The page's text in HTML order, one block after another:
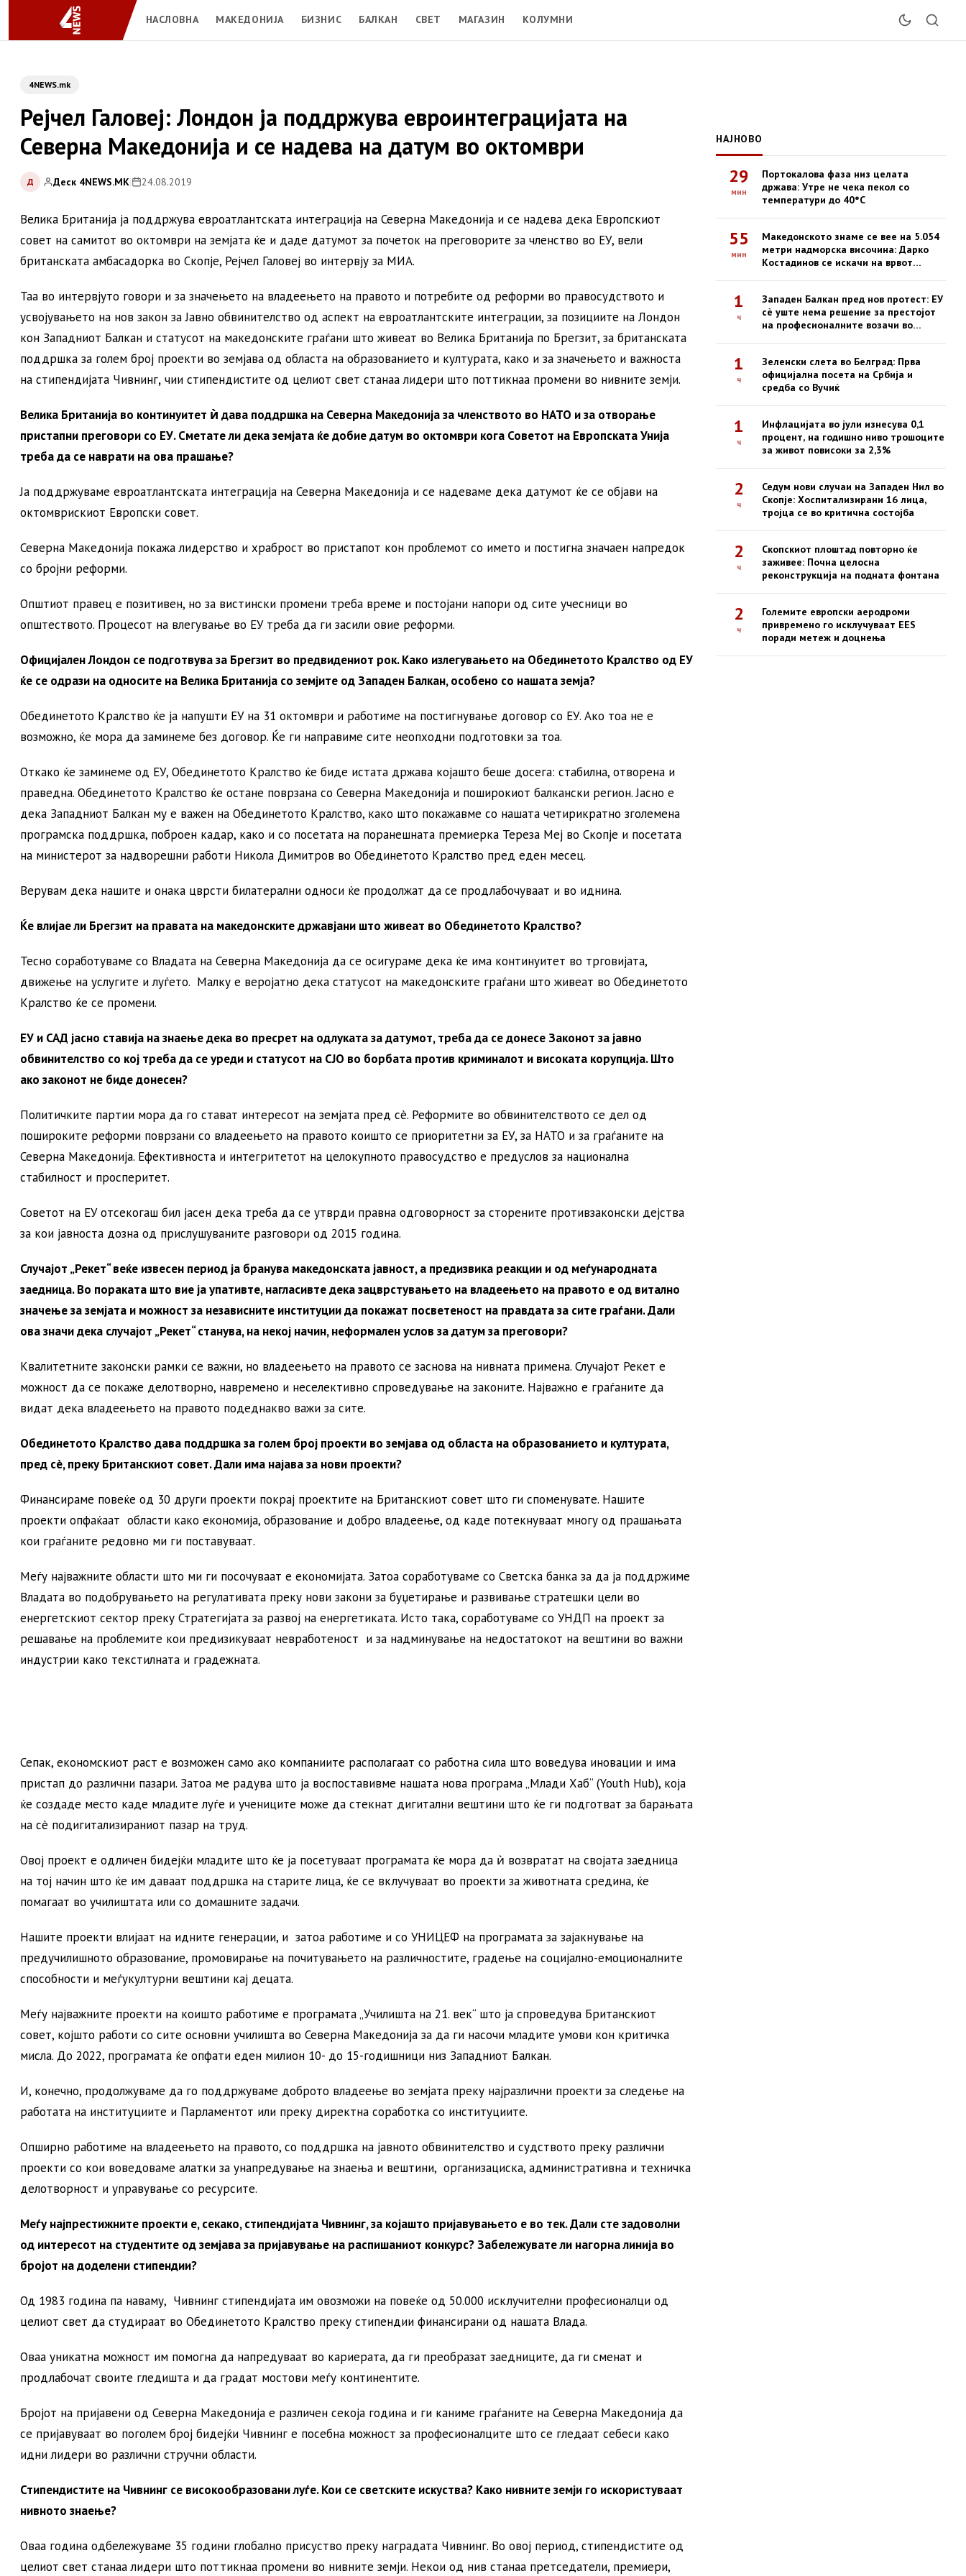
НАСЛОВНА МАКЕДОНИЈА БИЗНИС БАЛКАН СВЕТ МАГАЗИН КОЛУМНИ
4NEWS.mk
Рејчел Галовеј: Лондон ја поддржува евроинтеграцијата на
Северна Македонија и се надева на датум во октомври
Д Деск 4NEWS.MK| 24.08.2019
Велика Британија ја поддржува евроатлантската интеграција на Северна Македонија и се надева дека Европскиот
совет на самитот во октомври на земјата ќе и даде датумот за почеток на преговорите за членство во ЕУ, вели
британската амбасадорка во Скопје, Рејчел Галовеј во интервју за МИА.
Таа во интервјуто говори и за значењето на владеењето на правото и потребите од реформи во правосудството и
усвојувањето на нов закон за Јавно обвинителство од аспект на евроатлантските интеграции, за позициите на Лондон
кон Западниот Балкан и статусот на македонските граѓани што живеат во Велика Британија по Брегзит, за британската
поддршка за голем број проекти во земјава од областа на образованието и културата, како и за значењето и важноста
на стипендијата Чивнинг, чии стипендистите од целиот свет станаа лидери што поттикнаа промени во нивните земји.
Велика Британија во континуитет ѝ дава поддршка на Северна Македонија за членството во НАТО и за отворање
пристапни преговори со ЕУ. Сметате ли дека земјата ќе добие датум во октомври кога Советот на Европската Унија
треба да се наврати на ова прашање?
Ја поддржуваме евроатлантската интеграција на Северна Македонија и се надеваме дека датумот ќе се објави на
октомврискиот Европски совет.
Северна Македонија покажа лидерство и храброст во пристапот кон проблемот со името и постигна значаен напредок
со бројни реформи.
Општиот правец е позитивен, но за вистински промени треба време и постојани напори од сите учесници во
општеството. Процесот на влегување во ЕУ треба да ги засили овие реформи.
Официјален Лондон се подготвува за Брегзит во предвидениот рок. Како излегувањето на Обединетото Кралство од ЕУ
ќе се одрази на односите на Велика Британија со земјите од Западен Балкан, особено со нашата земја?
Обединетото Кралство ќе ја напушти ЕУ на 31 октомври и работиме на постигнување договор со ЕУ. Ако тоа не е
возможно, ќе мора да заминеме без договор. Ќе ги направиме сите неопходни подготовки за тоа.
Откако ќе заминеме од ЕУ, Обединетото Кралство ќе биде истата држава којашто беше досега: стабилна, отворена и
праведна. Обединетото Кралство ќе остане поврзана со Северна Македонија и поширокиот балкански регион. Јасно е
дека Западниот Балкан му е важен на Обединетото Кралство, како што покажавме со нашата четирикратно зголемена
програмска поддршка, поброен кадар, како и со посетата на поранешната премиерка Тереза Меј во Скопје и посетата
на министерот за надворешни работи Никола Димитров во Обединетото Кралство пред еден месец.
Верувам дека нашите и онака цврсти билатерални односи ќе продолжат да се продлабочуваат и во иднина.
Ќе влијае ли Брегзит на правата на македонските државјани што живеат во Обединетото Кралство?
Тесно соработуваме со Владата на Северна Македонија да се осигураме дека ќе има континуитет во трговијата,
движење на услугите и луѓето. Малку е веројатно дека статусот на македонските граѓани што живеат во Обединетото
Кралство ќе се промени.
ЕУ и САД јасно ставија на знаење дека во пресрет на одлуката за датумот, треба да се донесе Законот за јавно
обвинителство со кој треба да се уреди и статусот на СЈО во борбата против криминалот и високата корупција. Што
ако законот не биде донесен?
Политичките партии мора да го стават интересот на земјата пред сè. Реформите во обвинителството се дел од
пошироките реформи поврзани со владеењето на правото коишто се приоритетни за ЕУ, за НАТО и за граѓаните на
Северна Македонија. Ефективноста и интегритетот на целокупното правосудство е предуслов за национална
стабилност и просперитет.
Советот на ЕУ отсекогаш бил јасен дека треба да се утврди правна одговорност за сторените противзаконски дејства
за кои јавноста дозна од прислушуваните разговори од 2015 година.
Случајот „Рекет“ веќе извесен период ја бранува македонската јавност, а предизвика реакции и од меѓународната
заедница. Во пораката што вие ја упативте, нагласивте дека зацврстувањето на владеењето на правото е од витално
значење за земјата и можност за независните институции да покажат посветеност на правдата за сите граѓани. Дали
ова значи дека случајот „Рекет“ станува, на некој начин, неформален услов за датум за преговори?
Квалитетните законски рамки се важни, но владеењето на правото се заснова на нивната примена. Случајот Рекет е
можност да се покаже делотворно, навремено и неселективно спроведување на законите. Најважно е граѓаните да
видат дека владеењето на правото подеднакво важи за сите.
Обединетото Кралство дава поддршка за голем број проекти во земјава од областа на образованието и културата,
пред сè, преку Британскиот совет. Дали има најава за нови проекти?
Финансираме повеќе од 30 други проекти покрај проектите на Британскиот совет што ги споменувате. Нашите
проекти опфаќаат области како економија, образование и добро владеење, од каде потекнуваат многу од прашањата
кои граѓаните редовно ми ги поставуваат.
Меѓу најважните области што ми ги посочуваат е економијата. Затоа соработуваме со Светска банка за да ја поддржиме
Владата во подобрувањето на регулативата преку нови закони за буџетирање и развивање стратешки цели во
енергетскиот сектор преку Стратегијата за развој на енергетиката. Исто така, соработуваме со УНДП на проект за
решавање на проблемите кои предизикуваат невработеност и за надминување на недостатокот на вештини во важни
индустрии како текстилната и градежната.
Сепак, економскиот раст е возможен само ако компаниите располагаат со работна сила што воведува иновации и има
пристап до различни пазари. Затоа ме радува што ја воспоставивме нашата нова програма „Млади Хаб“ (Youth Hub), која
ќе создаде место каде младите луѓе и учениците може да стекнат дигитални вештини што ќе ги подготват за барањата
на сè подигитализираниот пазар на труд.
Овој проект е одличен бидејќи младите што ќе ја посетуваат програмата ќе мора да ѝ возвратат на својата заедница
на тој начин што ќе им даваат поддршка на старите лица, ќе се вклучуваат во проекти за животната средина, ќе
помагаат во училиштата или со домашните задачи.
Нашите проекти влијаат на идните генерации, и затоа работиме и со УНИЦЕФ на програмата за зајакнување на
предучилишното образование, промовирање на почитувањето на различностите, градење на социјално-емоционалните
способности и меѓукултурни вештини кај децата.
Меѓу најважните проекти на коишто работиме е програмата „Училишта на 21. век“ што ја спроведува Британскиот
совет, којшто работи со сите основни училишта во Северна Македонија за да ги насочи младите умови кон критичка
мисла. До 2022, програмата ќе опфати еден милион 10- до 15-годишници низ Западниот Балкан.
И, конечно, продолжуваме да го поддржуваме доброто владеење во земјата преку најразлични проекти за следење на
работата на институциите и Парламентот или преку директна соработка со институциите.
Опширно работиме на владеењето на правото, со поддршка на јавното обвинителство и судството преку различни
проекти со кои воведоваме алатки за унапредување на знаења и вештини, организациска, административна и техничка
делотворност и управување со ресурсите.
Меѓу најпрестижните проекти е, секако, стипендијата Чивнинг, за којашто пријавувањето е во тек. Дали сте задоволни
од интересот на студентите од земјава за пријавување на распишаниот конкурс? Забележувате ли нагорна линија во
бројот на доделени стипендии?
Од 1983 година па наваму, Чивнинг стипендијата им овозможи на повеќе од 50.000 исклучителни професионалци од
целиот свет да студираат во Обединетото Кралство преку стипендии финансирани од нашата Влада.
Оваа уникатна можност им помогна да напредуваат во кариерата, да ги преобразат заедниците, да ги сменат и
продлабочат своите гледишта и да градат мостови меѓу континентите.
Бројот на пријавени од Северна Македонија е различен секоја година и ги каниме граѓаните на Северна Македонија да
се пријавуваат во поголем број бидејќи Чивнинг е посебна можност за професионалците што се гледаат себеси како
идни лидери во различни стручни области.
Стипендистите на Чивнинг се високообразовани луѓе. Кои се светските искуства? Како нивните земји го искористуваат
нивното знаење?
Оваа година одбележуваме 35 години глобално присуство преку наградата Чивнинг. Во овој период, стипендистите од
целиот свет станаа лидери што поттикнаа промени во нивните земји. Некои од нив станаа претседатели, премиери,
НАЈНОВО
29
мин
Портокалова фаза низ целата
држава: Утре не чека пекол со
температури до 40°C
55
мин
Македонското знаме се вее на 5.054
метри надморска височина: Дарко
Костадинов се искачи на врвот
1
ч
Западен Балкан пред нов протест: ЕУ
сè уште нема решение за престојот
на професионалните возачи во
1
ч
Зеленски слета во Белград: Прва
официјална посета на Србија и
средба со Вучиќ
1
ч
Инфлацијата во јули изнесува 0,1
процент, на годишно ниво трошоците
за живот повисоки за 2,3%
2
ч
Седум нови случаи на Западен Нил во
Скопје: Хоспитализирани 16 лица,
тројца се во критична состојба
2
ч
Скопскиот плоштад повторно ќе
заживее: Почна целосна
реконструкција на подната фонтана
2
ч
Големите европски аеродроми
привремено го исклучуваат EES
поради метеж и доцнења